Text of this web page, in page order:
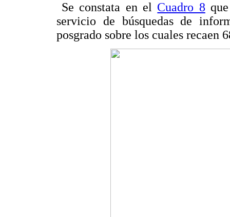
Se constata en el Cuadro 8
servicio de búsquedas de
posgrado sobre los cuales recaen